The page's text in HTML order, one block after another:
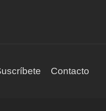
Contacto